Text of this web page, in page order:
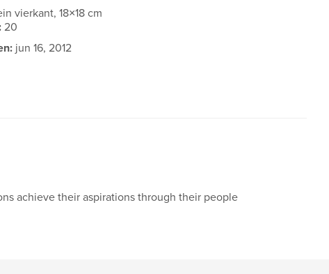
vierkant, 18×18 cm
20
jun 16, 2012
achieve their aspirations through their people